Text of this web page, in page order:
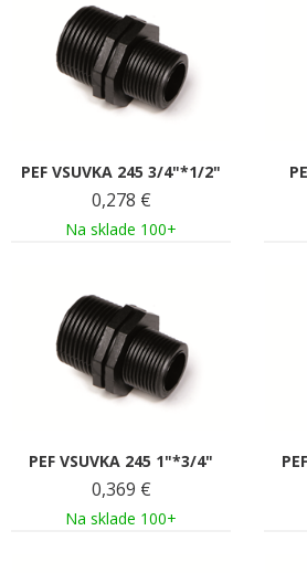
PEF VSUVKA 245 3/4"*1/2"
0,278 €
Na sklade 100+
PEF VSUVKA 245 1"*3/4"
0,369 €
Na sklade 100+